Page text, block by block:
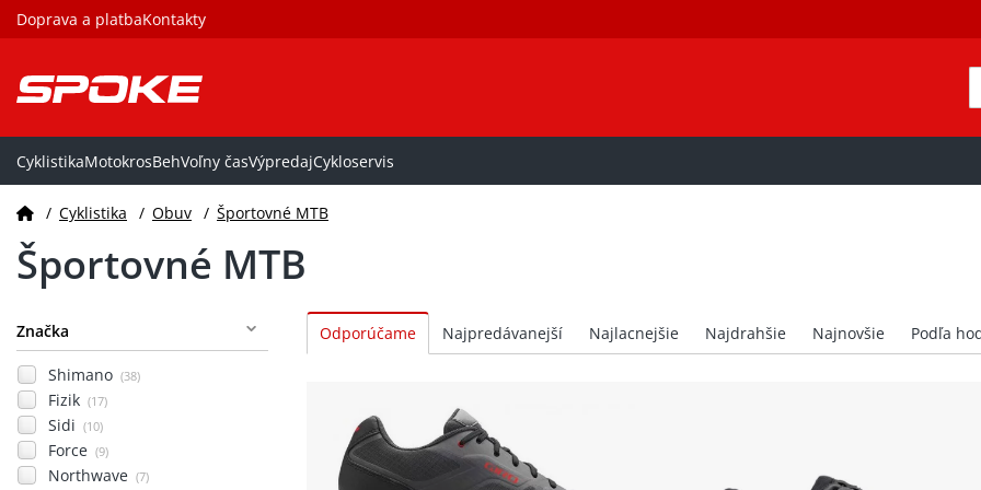
Doprava a platbaKontakty
CyklistikaMotokrosBehVoľny časVýpredajCykloservis
/ Cyklistika / Obuv / Športovné MTB
Športovné MTB
Značka
Shimano (38)
Fizik (17)
Sidi (10)
Force (9)
Northwave (7)